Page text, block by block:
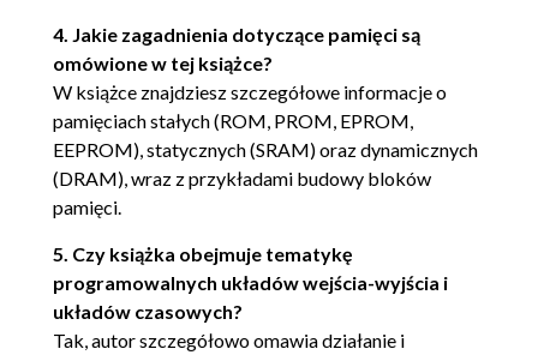
Dołączenie ekspanderów (61)
Zwiększenie liczby przerwań (61)
Układ pracy krokowej (62)
Rozdział 4. Pamięci stałe i statyczne (63)
Pamięci PROM (64)
Pamięci EPROM (65)
Pamięci statyczne RAM (66)
Konstrukcja modułów pamięci (68)
Przykłady (68)
4. Jakie zagadnienia dotyczące pamięci są
omówione w tej książce?
W książce znajdziesz szczegółowe informacje o
pamięciach stałych (ROM, PROM, EPROM,
EEPROM), statycznych (SRAM) oraz dynamicznych
(DRAM), wraz z przykładami budowy bloków
pamięci.
5. Czy książka obejmuje tematykę
programowalnych układów wejścia-wyjścia i
układów czasowych?
Tak, autor szczegółowo omawia działanie i